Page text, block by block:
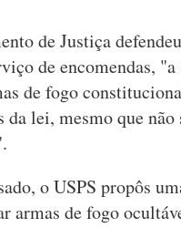
de Justiça
de encomendas,
de fogo
da lei, mesmo que
o USPS propôs
armas de fogo